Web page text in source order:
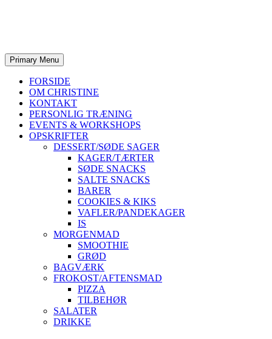
Primary Menu
FORSIDE
OM CHRISTINE
KONTAKT
PERSONLIG TRÆNING
EVENTS & WORKSHOPS
OPSKRIFTER
DESSERT/SØDE SAGER
KAGER/TÆRTER
SØDE SNACKS
SALTE SNACKS
BARER
COOKIES & KIKS
VAFLER/PANDEKAGER
IS
MORGENMAD
SMOOTHIE
GRØD
BAGVÆRK
FROKOST/AFTENSMAD
PIZZA
TILBEHØR
SALATER
DRIKKE